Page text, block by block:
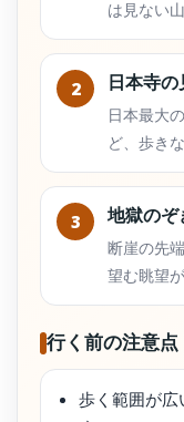
は見ない
2
日本寺
日本最大
ど、歩き
3
地獄のぞ
断崖の先
望む眺望
行く前の注意点
歩く範囲が